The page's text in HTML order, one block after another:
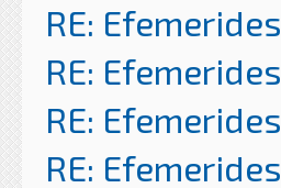
RE: Efemerides
RE: Efemerides
RE: Efemerides
RE: Efemerides